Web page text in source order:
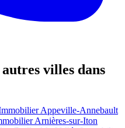
villes dans
Appeville-Annebault
Arnières-sur-Iton